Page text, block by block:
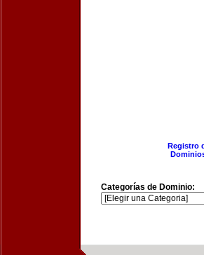
Registro
Categorías de Dominio: